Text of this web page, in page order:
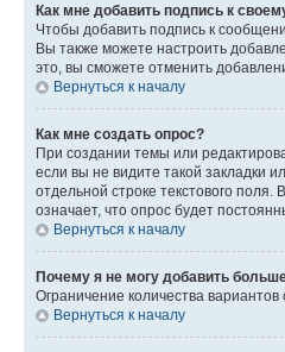
Как мне добавить подпись к
Чтобы добавить подпись к
Вы также можете настроить
это, вы сможете отменить
Вернуться к началу
Как мне создать опрос?
При создании темы или
если вы не видите такой закладки
отдельной строке текстового
означает, что опрос будет
Вернуться к началу
Почему я не могу добавить
Ограничение количества
Вернуться к началу